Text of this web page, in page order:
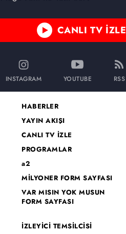
CANLI TV İZLE
INSTAGRAM YOUTUBE RSS
HABERLER
YAYIN AKIŞI
CANLI TV İZLE
PROGRAMLAR
a2
MİLYONER FORM SAYFASI
VAR MISIN YOK MUSUN
FORM SAYFASI
İZLEYİCİ TEMSİLCİSİ